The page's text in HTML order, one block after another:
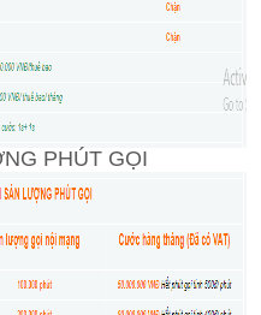
PHÚT GỌI